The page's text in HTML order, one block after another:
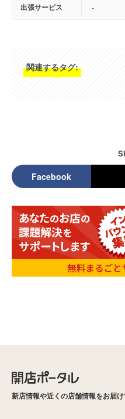
出張サービス -
関連するタグ:
Facebook
新店情報や近くの店舗情報をお届